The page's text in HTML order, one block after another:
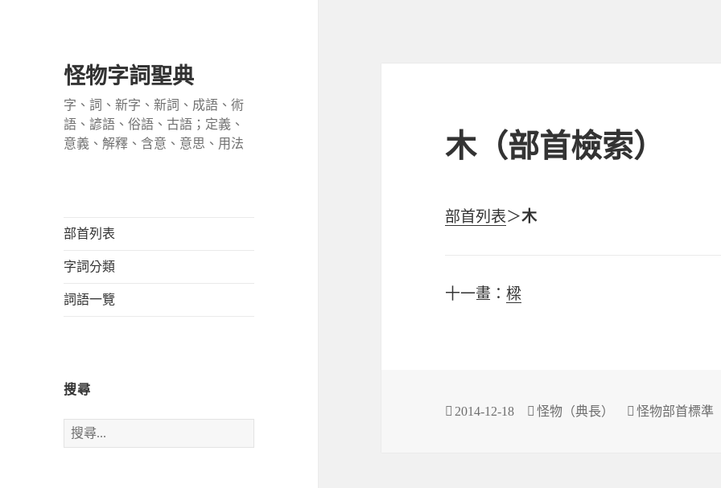
怪物字詞聖典
字、詞、新字、新詞、成語、術
語、諺語、俗語、古語；定義、
意義、解釋、含意、意思、用法
部首列表
字詞分類
詞語一覽
搜尋
搜
尋
木（部首檢索）
部首列表＞木
十一畫：樑
發
2014-12-18
作
怪物（典長）
分
怪物部首標準